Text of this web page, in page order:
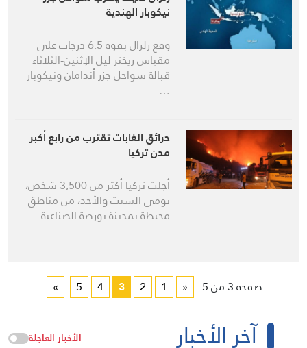
نيكوبار الهندية
وقع زلزال بقوة 6.5 درجات على
مقياس ريختر ليل الإثنين-الثلاثاء
قبالة سواحل جزر أندامان ونيكوبار
…
حرائق الغابات تقترب من رابع أكبر
مدن تركيا
أجلت تركيا أكثر من 3,500 شخص،
يومي السبت والأحد، من مناطق
محيطة بمدينة بورصة الصناعية …
صفحة 3 من 5 «
1
2
3
4
5
»
آخر الأخبار الأخبار العاجلة